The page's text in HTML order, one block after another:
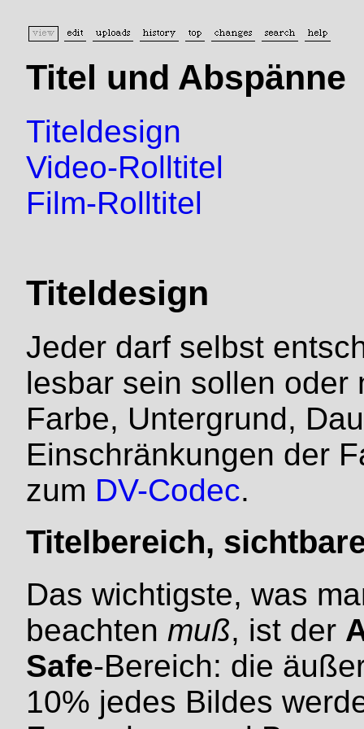
Titel und Abspänne
Titeldesign
Video-Rolltitel
Film-Rolltitel
Titeldesign
Jeder darf selbst
lesbar sein sollen oder
Farbe, Untergrund,
Einschränkungen der
zum DV-Codec.
Titelbereich,
Das wichtigste, was
beachten muß, ist der
Safe-Bereich: die
10% jedes Bildes